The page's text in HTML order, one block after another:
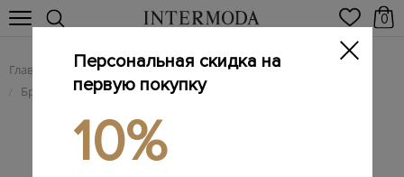
0
Главная Мужчинам / Одежда
/ Брендовые мужские рубашки /
Персональная скидка на
первую покупку
10%